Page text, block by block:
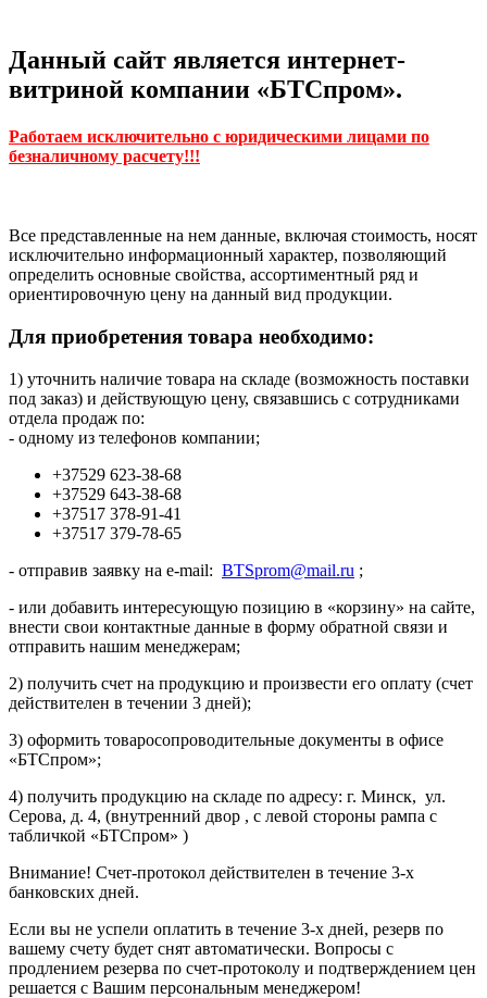
Данный сайт является интернет-
витриной компании «БТСпром».
Работаем исключительно с юридическими лицами по
безналичному расчету!!!
Все представленные на нем данные, включая стоимость, носят
исключительно информационный характер, позволяющий
определить основные свойства, ассортиментный ряд и
ориентировочную цену на данный вид продукции.
Для приобретения товара необходимо:
1) уточнить наличие товара на складе (возможность поставки
под заказ) и действующую цену, связавшись с сотрудниками
отдела продаж по:
- одному из телефонов компании;
+37529 623-38-68
+37529 643-38-68
+37517 378-91-41
+37517 379-78-65
- отправив заявку на e-mail: BTSprom@mail.ru ;
- или добавить интересующую позицию в «корзину» на сайте,
внести свои контактные данные в форму обратной связи и
отправить нашим менеджерам;
2) получить счет на продукцию и произвести его оплату (счет
действителен в течении 3 дней);
3) оформить товаросопроводительные документы в офисе
«БТСпром»;
4) получить продукцию на складе по адресу: г. Минск, ул.
Серова, д. 4, (внутренний двор , с левой стороны рампа с
табличкой «БТСпром» )
Внимание! Счет-протокол действителен в течение 3-х
банковских дней.
Если вы не успели оплатить в течение 3-х дней, резерв по
вашему счету будет снят автоматически. Вопросы с
продлением резерва по счет-протоколу и подтверждением цен
решается с Вашим персональным менеджером!